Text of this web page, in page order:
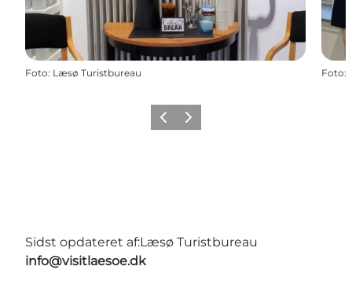
Foto: Læsø Turistbureau Foto:
Forrige billede
Næste billede
Sidst opdateret af:Læsø Turistbureau
info@visitlaesoe.dk